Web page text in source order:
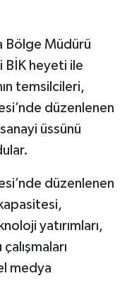
Bölge Müdürü
BİK heyeti ile
temsilcileri,
düzenlenen
üssünü
düzenlenen
yatırımları,
medya